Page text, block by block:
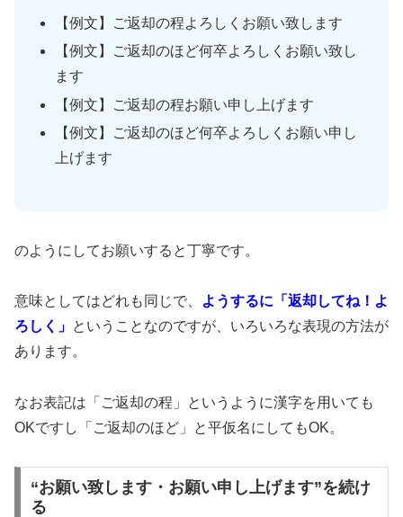
【例文】ご返却の程よろしくお願い致します
【例文】ご返却のほど何卒よろしくお願い致し
ます
【例文】ご返却の程お願い申し上げます
【例文】ご返却のほど何卒よろしくお願い申し
上げます
のようにしてお願いすると丁寧です。
意味としてはどれも同じで、
ようするに「返却してね！よ
ろしく」 ということなのですが、いろいろな表現の方法が
あります。
なお表記は「ご返却の程」というように漢字を用いても
OKですし「ご返却のほど」と平仮名にしてもOK。
“お願い致します・お願い申し上げます”を続け
る